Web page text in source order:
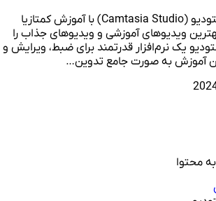
دوره جامع کمتازیا استودیو (Camtasia Studio) با آموزش کمتازیا
ویدیوهای آموزشی و ویدیوهای جذاب را
یک نرم‌افزار قدرتمند برای ضبط، ویرایش و
آموزش به صورت جامع تدوین…
محتوا